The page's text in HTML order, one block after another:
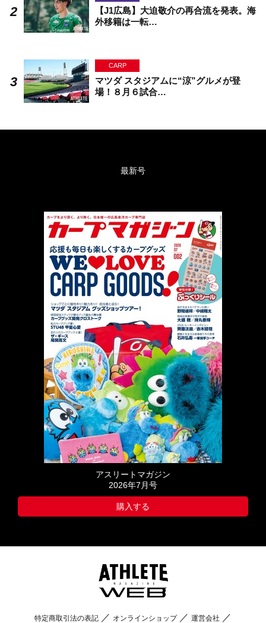
【J1広島】大迫敬介の再合流を発表。海
外移籍は一転…
CARP
マツダ スタジアムに“涼”グルメが登
場！８月６試合…
最新号
アスリートマガジン
2026年7月号
購入する
特定商取引法の表記 オンラインショップ 運営会社